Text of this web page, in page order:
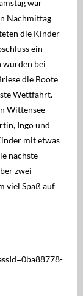
war
Nachmittag
die Kinder
ein
wurden bei
die Boote
Wettfahrt.
Wittensee
Ingo und
mit etwas
nächste
zwei
viel Spaß auf